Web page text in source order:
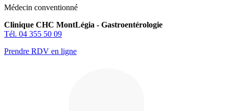
Médecin conventionné
Clinique CHC MontLégia - Gastroentérologie
Tél. 04 355 50 09
Prendre RDV en ligne